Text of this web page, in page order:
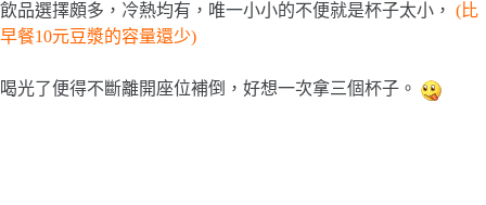
飲品選擇頗多，冷熱均有，唯一小小的不便就是杯子太小， (比
早餐10元豆漿的容量還少)
喝光了便得不斷離開座位補倒，好想一次拿三個杯子。